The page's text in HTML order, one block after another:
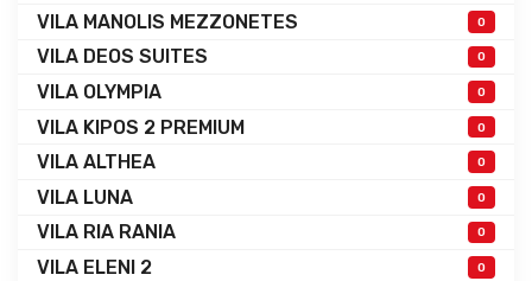
VILA MANOLIS MEZZONETES 0
VILA DEOS SUITES 0
VILA OLYMPIA 0
VILA KIPOS 2 PREMIUM 0
VILA ALTHEA 0
VILA LUNA 0
VILA RIA RANIA 0
VILA ELENI 2 0